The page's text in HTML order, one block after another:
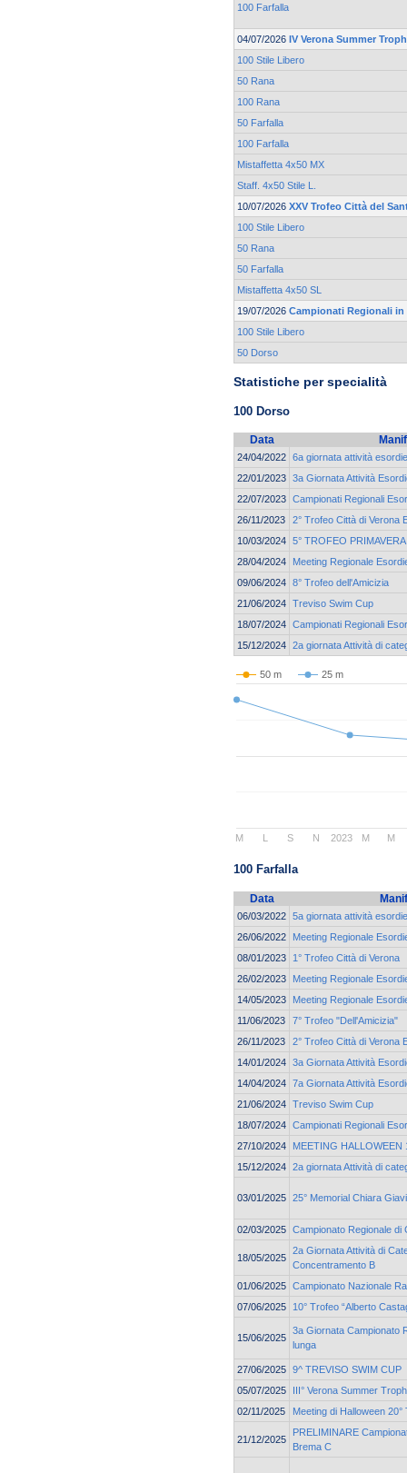
100 Farfalla
04/07/2026 IV Verona Summer
100 Stile Libero
50 Rana
100 Rana
50 Farfalla
100 Farfalla
Mistaffetta 4x50 MX
Staff. 4x50 Stile L.
10/07/2026 XXV Trofeo Città del
100 Stile Libero
50 Rana
50 Farfalla
Mistaffetta 4x50 SL
19/07/2026 Campionati Regionali in
100 Stile Libero
50 Dorso
Statistiche per specialità
100 Dorso
Data
24/04/2022 6a giornata attività
22/01/2023 3a Giornata Attività
22/07/2023 Campionati Regionali
26/11/2023
2° Trofeo Città di Verona
10/03/2024 5° TROFEO
28/04/2024
Meeting Regionale
09/06/2024 8° Trofeo dell'Amicizia
21/06/2024 Treviso Swim Cup
18/07/2024 Campionati Regionali
15/12/2024 2a giornata Attività di
50 m 25 m
2023
M S N M M
100 Farfalla
Data
06/03/2022 5a giornata attività
26/06/2022
Meeting Regionale
08/01/2023
1° Trofeo Città di Verona
26/02/2023
Meeting Regionale
14/05/2023
Meeting Regionale
11/06/2023
7° Trofeo "Dell'Amicizia"
26/11/2023
2° Trofeo Città di Verona
14/01/2024 3a Giornata Attività
14/04/2024 7a Giornata Attività
21/06/2024 Treviso Swim Cup
18/07/2024 Campionati Regionali
27/10/2024
MEETING HALLOWEEN
15/12/2024 2a giornata Attività di
03/01/2025 25° Memorial Chiara
02/03/2025 Campionato Regionale di
18/05/2025
2a Giornata Attività di
Concentramento B
01/06/2025 Campionato Nazionale
07/06/2025
10° Trofeo “Alberto
15/06/2025
3a Giornata Campionato
lunga
27/06/2025 9^ TREVISO SWIM CUP
05/07/2025
III° Verona Summer
02/11/2025
Meeting di Halloween
21/12/2025
PRELIMINARE
Brema C